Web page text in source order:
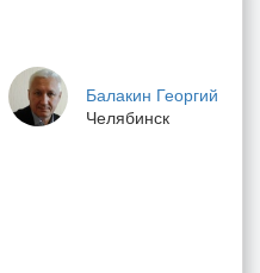
Балакин Георгий
Челябинск